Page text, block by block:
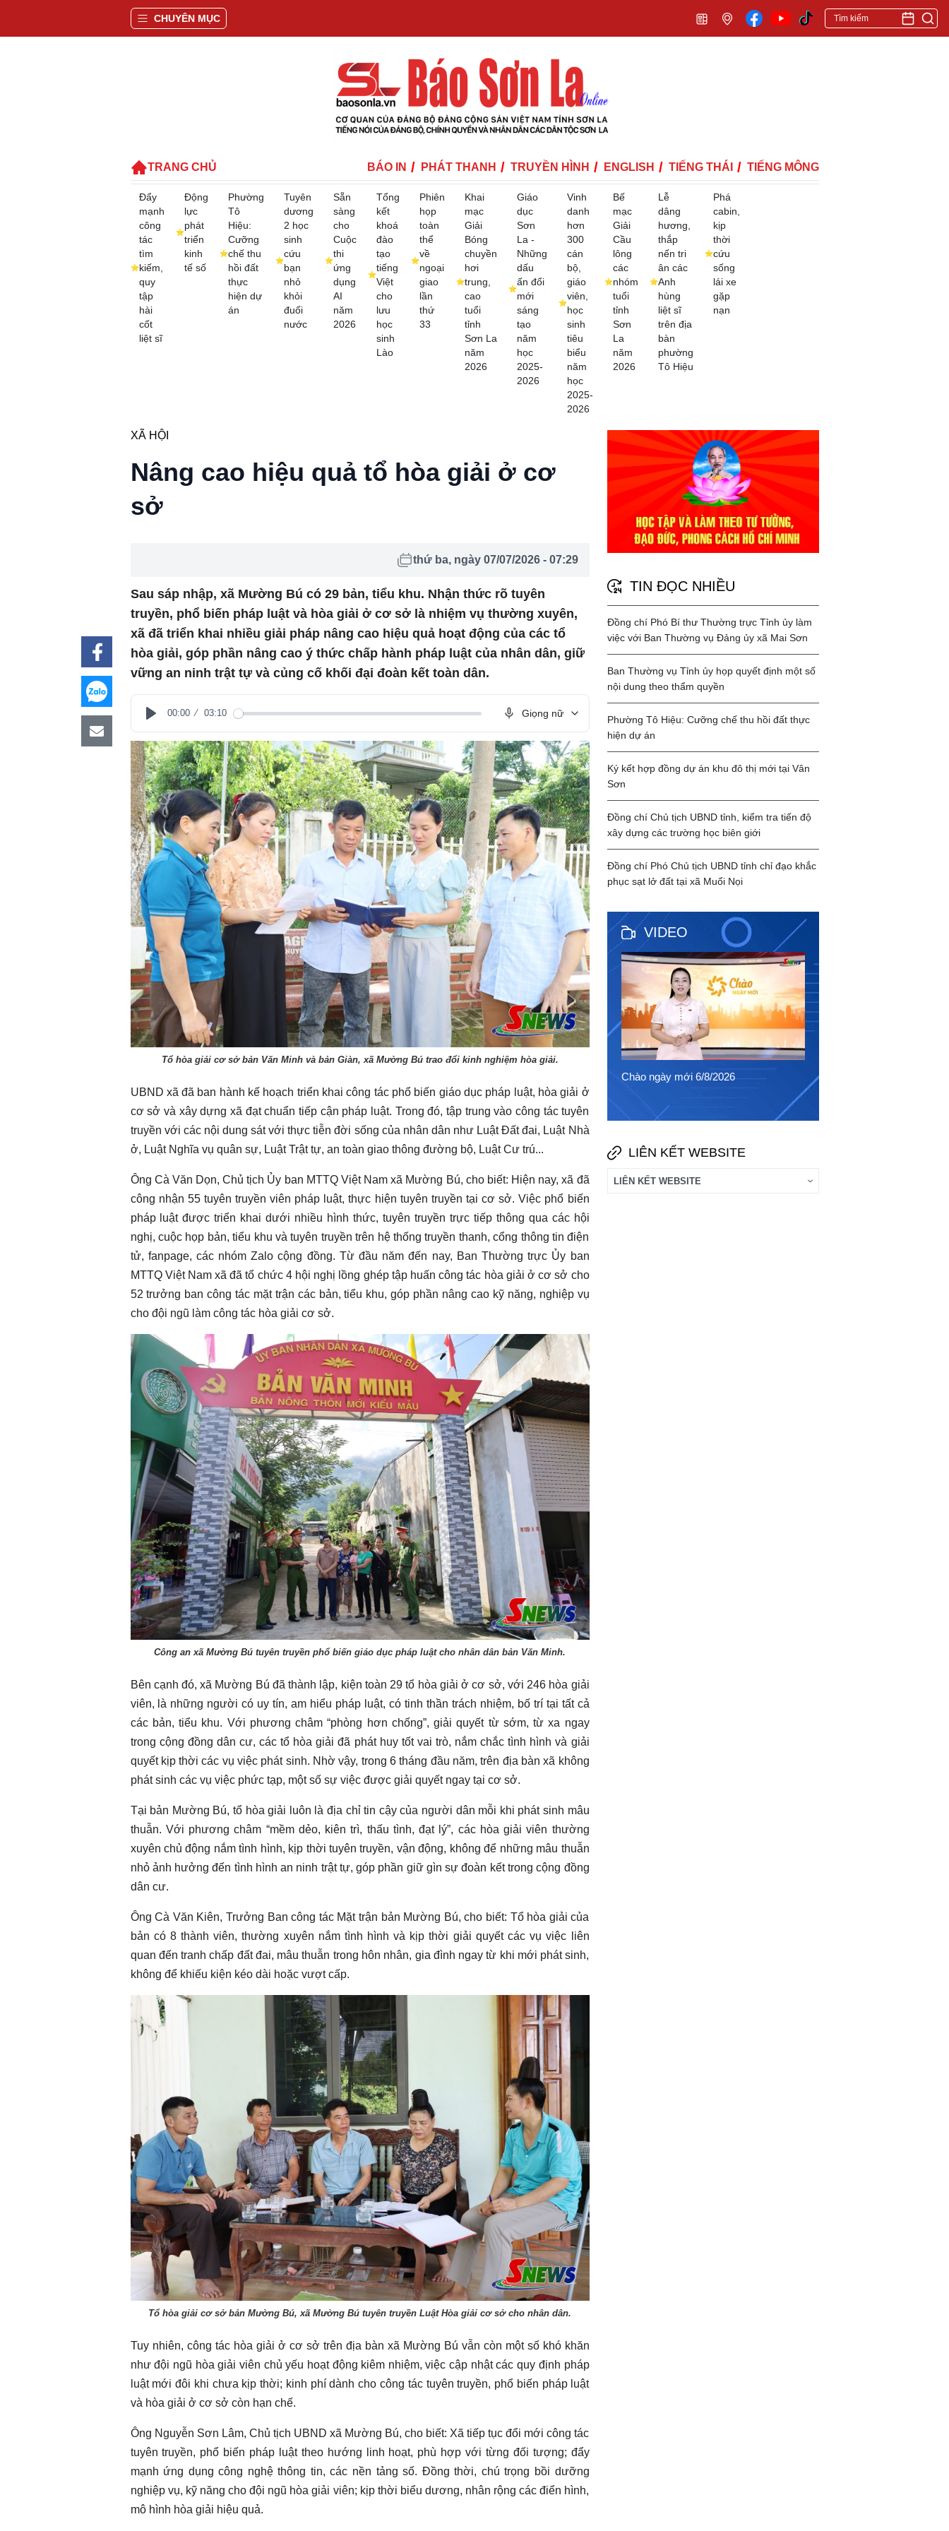
CHUYÊN MỤC
TRANG CHỦ BÁO IN PHÁT THANH TRUYỀN HÌNH ENGLISH TIẾNG THÁI TIẾNG MÔNG
Đẩy
mạnh
công
tác
tìm
kiếm,
quy
tập
hài
cốt
liệt sĩ
Động
lực
phát
triển
kinh
tế số
Phường
Tô
Hiệu:
Cưỡng
chế thu
hồi đất
thực
hiện dự
án
Tuyên
dương
2 học
sinh
cứu
bạn
nhỏ
khỏi
đuối
nước
Sẵn
sàng
cho
Cuộc
thi
ứng
dụng
AI
năm
2026
Tổng
kết
khoá
đào
tạo
tiếng
Việt
cho
lưu
học
sinh
Lào
Phiên
họp
toàn
thể
về
ngoại
giao
lần
thứ
33
Khai
mạc
Giải
Bóng
chuyền
hơi
trung,
cao
tuổi
tỉnh
Sơn La
năm
2026
Giáo
dục
Sơn
La -
Những
dấu
ấn đổi
mới
sáng
tạo
năm
học
2025-
2026
Vinh
danh
hơn
300
cán
bộ,
giáo
viên,
học
sinh
tiêu
biểu
năm
học
2025-
2026
Bế
mạc
Giải
Cầu
lông
các
nhóm
tuổi
tỉnh
Sơn
La
năm
2026
Lễ
dâng
hương,
thắp
nến tri
ân các
Anh
hùng
liệt sĩ
trên địa
bàn
phường
Tô Hiệu
Phá
cabin,
kịp
thời
cứu
sống
lái xe
gặp
nạn
XÃ HỘI
Nâng cao hiệu quả tổ hòa giải ở cơ
sở
thứ ba, ngày 07/07/2026 - 07:29
Sau sáp nhập, xã Mường Bú có 29 bản, tiểu khu. Nhận thức rõ tuyên
truyền, phổ biến pháp luật và hòa giải ở cơ sở là nhiệm vụ thường xuyên,
xã đã triển khai nhiều giải pháp nâng cao hiệu quả hoạt động của các tổ
hòa giải, góp phần nâng cao ý thức chấp hành pháp luật của nhân dân, giữ
vững an ninh trật tự và củng cố khối đại đoàn kết toàn dân.
Play
00:00 03:10 Giọng nữ
Tổ hòa giải cơ sở bản Văn Minh và bản Giàn, xã Mường Bú trao đổi kinh nghiệm hòa giải.
UBND xã đã ban hành kế hoạch triển khai công tác phổ biến giáo dục pháp luật, hòa giải ở
cơ sở và xây dựng xã đạt chuẩn tiếp cận pháp luật. Trong đó, tập trung vào công tác tuyên
truyền với các nội dung sát với thực tiễn đời sống của nhân dân như Luật Đất đai, Luật Nhà
ở, Luật Nghĩa vụ quân sự, Luật Trật tự, an toàn giao thông đường bộ, Luật Cư trú...
Ông Cà Văn Dọn, Chủ tịch Ủy ban MTTQ Việt Nam xã Mường Bú, cho biết: Hiện nay, xã đã
công nhận 55 tuyên truyền viên pháp luật, thực hiện tuyên truyền tại cơ sở. Việc phổ biến
pháp luật được triển khai dưới nhiều hình thức, tuyên truyền trực tiếp thông qua các hội
nghị, cuộc họp bản, tiểu khu và tuyên truyền trên hệ thống truyền thanh, cổng thông tin điện
tử, fanpage, các nhóm Zalo cộng đồng. Từ đầu năm đến nay, Ban Thường trực Ủy ban
MTTQ Việt Nam xã đã tổ chức 4 hội nghị lồng ghép tập huấn công tác hòa giải ở cơ sở cho
52 trưởng ban công tác mặt trận các bản, tiểu khu, góp phần nâng cao kỹ năng, nghiệp vụ
cho đội ngũ làm công tác hòa giải cơ sở.
Công an xã Mường Bú tuyên truyền phổ biến giáo dục pháp luật cho nhân dân bản Văn Minh.
Bên cạnh đó, xã Mường Bú đã thành lập, kiện toàn 29 tổ hòa giải ở cơ sở, với 246 hòa giải
viên, là những người có uy tín, am hiểu pháp luật, có tinh thần trách nhiệm, bố trí tại tất cả
các bản, tiểu khu. Với phương châm “phòng hơn chống”, giải quyết từ sớm, từ xa ngay
trong cộng đồng dân cư, các tổ hòa giải đã phát huy tốt vai trò, nắm chắc tình hình và giải
quyết kịp thời các vụ việc phát sinh. Nhờ vậy, trong 6 tháng đầu năm, trên địa bàn xã không
phát sinh các vụ việc phức tạp, một số sự việc được giải quyết ngay tại cơ sở.
Tại bản Mường Bú, tổ hòa giải luôn là địa chỉ tin cậy của người dân mỗi khi phát sinh mâu
thuẫn. Với phương châm “mềm dẻo, kiên trì, thấu tình, đạt lý”, các hòa giải viên thường
xuyên chủ động nắm tình hình, kịp thời tuyên truyền, vận động, không để những mâu thuẫn
nhỏ ảnh hưởng đến tình hình an ninh trật tự, góp phần giữ gìn sự đoàn kết trong cộng đồng
dân cư.
Ông Cà Văn Kiên, Trưởng Ban công tác Mặt trận bản Mường Bú, cho biết: Tổ hòa giải của
bản có 8 thành viên, thường xuyên nắm tình hình và kịp thời giải quyết các vụ việc liên
quan đến tranh chấp đất đai, mâu thuẫn trong hôn nhân, gia đình ngay từ khi mới phát sinh,
không để khiếu kiện kéo dài hoặc vượt cấp.
Tổ hòa giải cơ sở bản Mường Bú, xã Mường Bú tuyên truyền Luật Hòa giải cơ sở cho nhân dân.
Tuy nhiên, công tác hòa giải ở cơ sở trên địa bàn xã Mường Bú vẫn còn một số khó khăn
như đội ngũ hòa giải viên chủ yếu hoạt động kiêm nhiệm, việc cập nhật các quy định pháp
luật mới đôi khi chưa kịp thời; kinh phí dành cho công tác tuyên truyền, phổ biến pháp luật
và hòa giải ở cơ sở còn hạn chế.
Ông Nguyễn Sơn Lâm, Chủ tịch UBND xã Mường Bú, cho biết: Xã tiếp tục đổi mới công tác
tuyên truyền, phổ biến pháp luật theo hướng linh hoạt, phù hợp với từng đối tượng; đẩy
mạnh ứng dụng công nghệ thông tin, các nền tảng số. Đồng thời, chú trọng bồi dưỡng
nghiệp vụ, kỹ năng cho đội ngũ hòa giải viên; kịp thời biểu dương, nhân rộng các điển hình,
mô hình hòa giải hiệu quả.
TIN ĐỌC NHIỀU
Đồng chí Phó Bí thư Thường trực Tỉnh ủy làm
việc với Ban Thường vụ Đảng ủy xã Mai Sơn
Ban Thường vụ Tỉnh ủy họp quyết định một số
nội dung theo thẩm quyền
Phường Tô Hiệu: Cưỡng chế thu hồi đất thực
hiện dự án
Ký kết hợp đồng dự án khu đô thị mới tại Vân
Sơn
Đồng chí Chủ tịch UBND tỉnh, kiểm tra tiến độ
xây dựng các trường học biên giới
Đồng chí Phó Chủ tịch UBND tỉnh chỉ đạo khắc
phục sạt lở đất tại xã Muổi Nọi
VIDEO
Chào ngày mới 2/8/2026 Chào ngày mới 1/8/2026
Chào ngày mới 6/8/2026
Chào ngày mới 5/8/2026
LIÊN KẾT WEBSITE